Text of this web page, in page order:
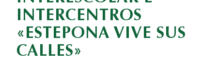
INTERCENTROS
«ESTEPONA VIVE SUS
CALLES»